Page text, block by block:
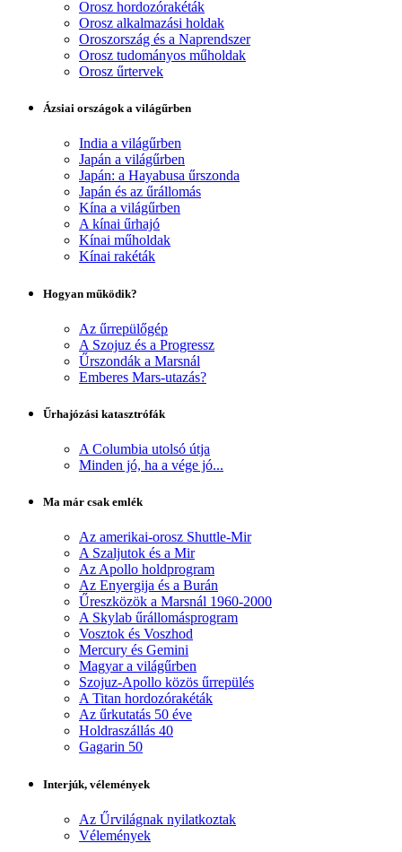
Orosz hordozórakéták
Orosz alkalmazási holdak
Oroszország és a Naprendszer
Orosz tudományos műholdak
Orosz űrtervek
Ázsiai országok a világűrben
India a világűrben
Japán a világűrben
Japán: a Hayabusa űrszonda
Japán és az űrállomás
Kína a világűrben
A kínai űrhajó
Kínai műholdak
Kínai rakéták
Hogyan működik?
Az űrrepülőgép
A Szojuz és a Progressz
Űrszondák a Marsnál
Emberes Mars-utazás?
Űrhajózási katasztrófák
A Columbia utolsó útja
Minden jó, ha a vége jó...
Ma már csak emlék
Az amerikai-orosz Shuttle-Mir
A Szaljutok és a Mir
Az Apollo holdprogram
Az Enyergija és a Burán
Űreszközök a Marsnál 1960-2000
A Skylab űrállomásprogram
Vosztok és Voszhod
Mercury és Gemini
Magyar a világűrben
Szojuz-Apollo közös űrrepülés
A Titan hordozórakéták
Az űrkutatás 50 éve
Holdraszállás 40
Gagarin 50
Interjúk, vélemények
Az Űrvilágnak nyilatkoztak
Vélemények